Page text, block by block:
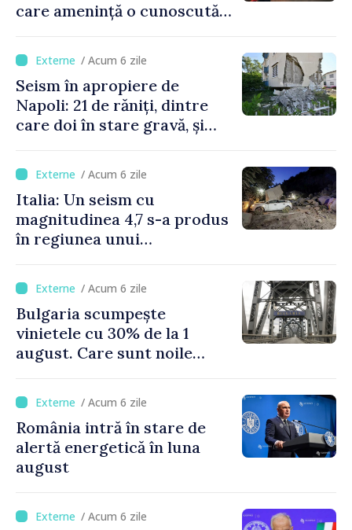
care amenință o cunoscută
/ Acum 6 zile
Seism în apropiere de
Napoli: 21 de răniți, dintre
care doi în stare gravă, și
/ Acum 6 zile
Italia: Un seism cu
magnitudinea 4,7 s-a produs
în regiunea unui
de Napoli
/ Acum 6 zile
Bulgaria scumpește
vinietele cu 30% de la 1
august. Care sunt noile
/ Acum 6 zile
România intră în stare de
alertă energetică în luna
august
/ Acum 6 zile